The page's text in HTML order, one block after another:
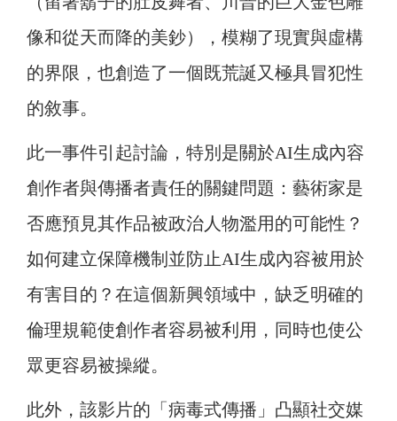
像和從天而降的美鈔），模糊了現實與虛構
的界限，也創造了一個既荒誕又極具冒犯性
的敘事。
此一事件引起討論，特別是關於AI生成內容
創作者與傳播者責任的關鍵問題：藝術家是
否應預見其作品被政治人物濫用的可能性？
如何建立保障機制並防止AI生成內容被用於
有害目的？在這個新興領域中，缺乏明確的
倫理規範使創作者容易被利用，同時也使公
眾更容易被操縱。
此外，該影片的「病毒式傳播」凸顯社交媒